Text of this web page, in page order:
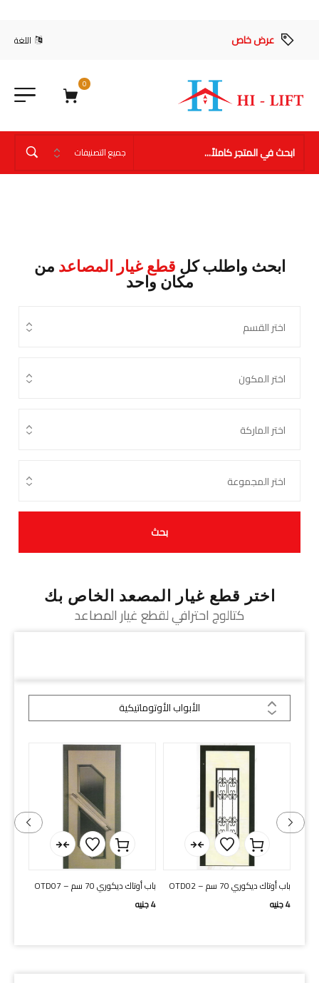
عرض خاص اللغة
0
ابحث واطلب كل قطع غيار المصاعد من
مكان واحد
بحث
اختر قطع غيار المصعد الخاص بك
كتالوج احترافي لقطع غيار المصاعد
الأبواب الأوتوماتيكية
باب أوتاك ديكوري 70 سم – OTD02
4جنيه
باب أوتاك ديكوري 70 سم – OTD07
4جنيه